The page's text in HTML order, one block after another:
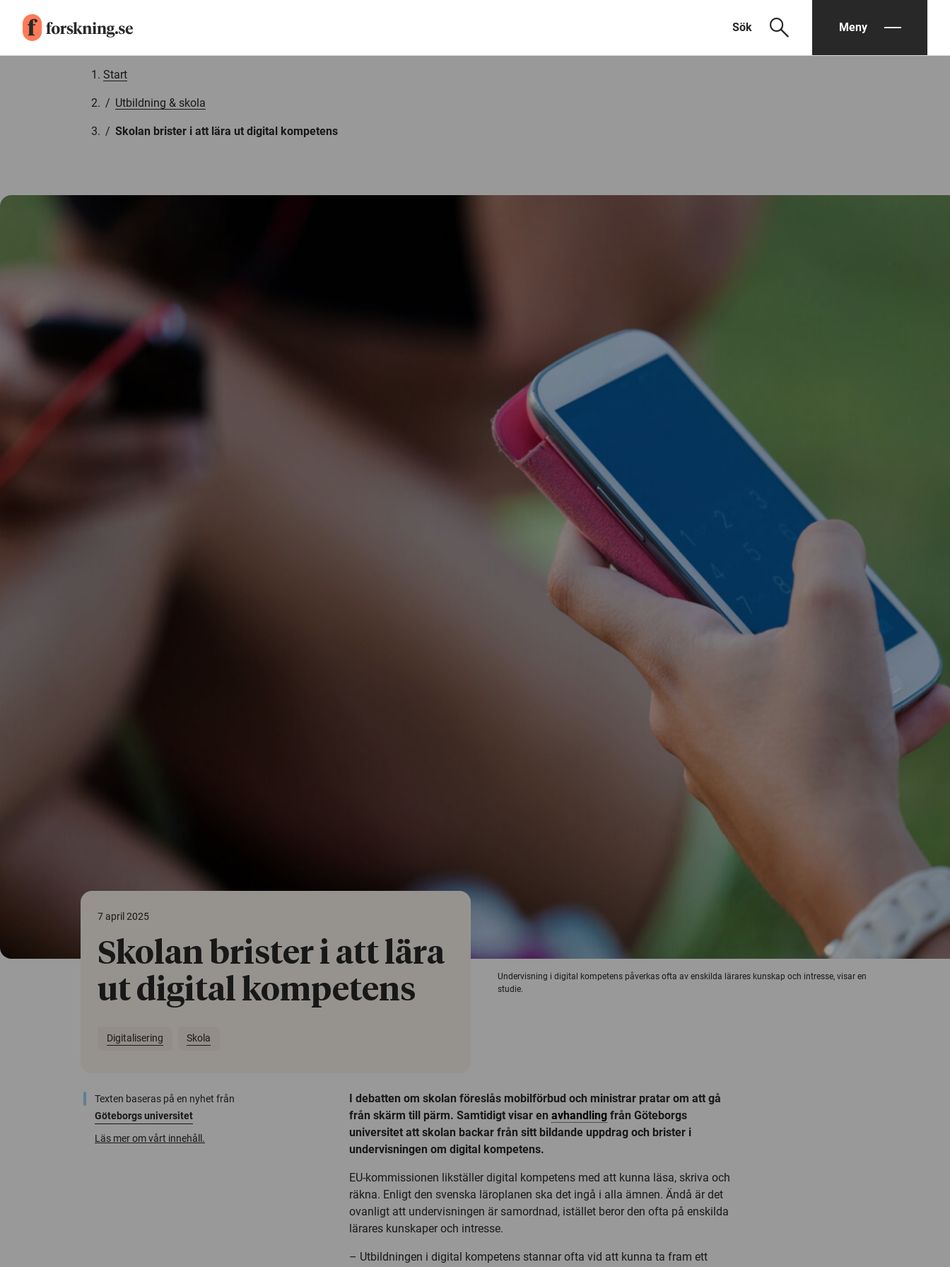
Sök search Meny
Start
/ Utbildning & skola
/ Skolan brister i att lära ut digital kompetens
Undervisning i digital kompetens påverkas ofta av enskilda lärares kunskap och intresse, visar en
studie.
7 april 2025
Skolan brister i att lära
ut digital kompetens
Digitalisering Skola
Texten baseras på en nyhet från
Göteborgs universitet
Läs mer om vårt innehåll.
I debatten om skolan föreslås mobilförbud och ministrar pratar om att gå
från skärm till pärm. Samtidigt visar en avhandling från Göteborgs
universitet att skolan backar från sitt bildande uppdrag och brister i
undervisningen om digital kompetens.
EU-kommissionen likställer digital kompetens med att kunna läsa, skriva och
räkna. Enligt den svenska läroplanen ska det ingå i alla ämnen. Ändå är det
ovanligt att undervisningen är samordnad, istället beror den ofta på enskilda
lärares kunskaper och intresse.
– Utbildningen i digital kompetens stannar ofta vid att kunna ta fram ett